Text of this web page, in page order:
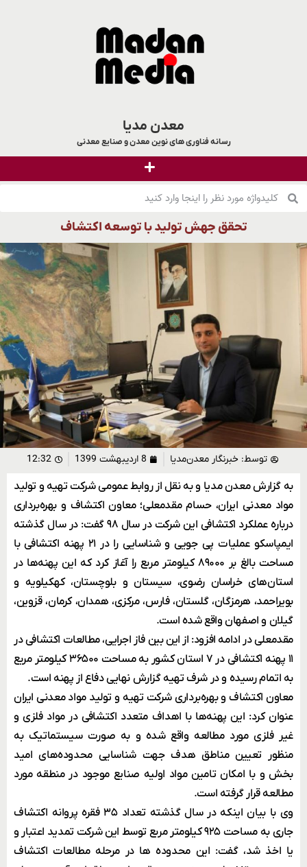
معدن مدیا
رسانه فناوری های نوین معدن و صنایع معدنی
تحقق جهش تولید با توسعه اکتشاف
توسط: خبرنگار معدن‌مدیا 8 اردیبهشت 1399 12:32
به گزارش معدن مدیا و به نقل از روابط عمومی شرکت تهیه و تولید
مواد معدنی ایران، حسام مقدمعلی؛ معاون اکتشاف و بهره‌برداری
درباره عملکرد اکتشافی این شرکت در سال ۹۸ گفت: در سال گذشته
ایمپاسکو عملیات پی جویی و شناسایی را در ۲۱ پهنه اکتشافی با
مساحت بالغ بر ۸۹۰۰۰ کیلومتر مربع را آغاز کرد که این پهنه‌ها در
استان‌های خراسان رضوی، سیستان و بلوچستان، کهکیلویه و
بویراحمد، هرمزگان، گلستان، فارس، مرکزی، همدان، کرمان، قزوین،
گیلان و اصفهان واقع شده است.
مقدمعلی در ادامه افزود: از این بین فاز اجرایی، مطالعات اکتشافی در
۱۱ پهنه اکتشافی در ۷ استان کشور به مساحت ۳۶۵۰۰ کیلومتر مربع
به اتمام رسیده و در شرف تهیه گزارش نهایی دفاع از پهنه است.
معاون اکتشاف و بهره‌برداری شرکت تهیه و تولید مواد معدنی ایران
عنوان کرد: این پهنه‌ها با اهداف متعدد اکتشافی در مواد فلزی و
غیر فلزی مورد مطالعه واقع شده و به صورت سیستماتیک به
منظور تعیین مناطق هدف جهت شناسایی محدوده‌های امید
بخش و با امکان تامین مواد اولیه صنایع موجود در منطقه مورد
مطالعه قرار گرفته است.
وی با بیان اینکه در سال گذشته تعداد ۳۵ فقره پروانه اکتشاف
جاری به مساحت ۹۲۵ کیلومتر مربع توسط این شرکت تمدید اعتبار و
یا اخذ شد، گفت: این محدوده ها در مرحله مطالعات اکتشاف